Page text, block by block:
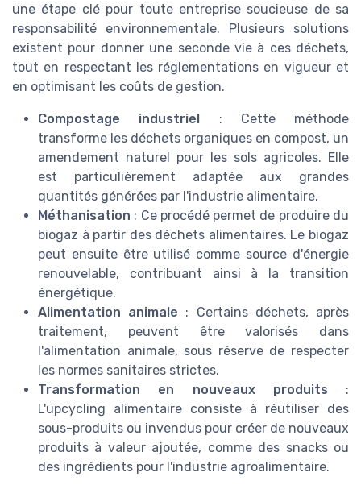
une étape clé pour toute entreprise soucieuse de sa
responsabilité environnementale. Plusieurs solutions
existent pour donner une seconde vie à ces déchets,
tout en respectant les réglementations en vigueur et
en optimisant les coûts de gestion.
Compostage industriel : Cette méthode
transforme les déchets organiques en compost, un
amendement naturel pour les sols agricoles. Elle
est particulièrement adaptée aux grandes
quantités générées par l'industrie alimentaire.
Méthanisation : Ce procédé permet de produire du
biogaz à partir des déchets alimentaires. Le biogaz
peut ensuite être utilisé comme source d'énergie
renouvelable, contribuant ainsi à la transition
énergétique.
Alimentation animale : Certains déchets, après
traitement, peuvent être valorisés dans
l'alimentation animale, sous réserve de respecter
les normes sanitaires strictes.
Transformation en nouveaux produits :
L'upcycling alimentaire consiste à réutiliser des
sous-produits ou invendus pour créer de nouveaux
produits à valeur ajoutée, comme des snacks ou
des ingrédients pour l'industrie agroalimentaire.